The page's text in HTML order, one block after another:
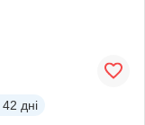
42 дні